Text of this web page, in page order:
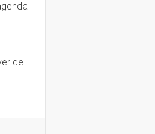
de